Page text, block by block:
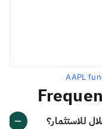
AAPL